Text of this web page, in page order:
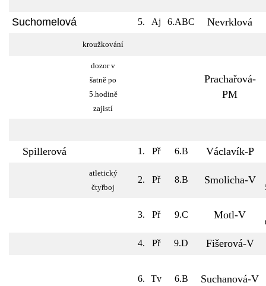
Suchomelová 5. Aj 6.ABC Nevrklová
kroužkování
dozor v
šatně po
5.hodině
zajistí
Prachařová-
PM
Spillerová 1. Př 6.B Václavík-P
atletický
čtyřboj
2. Př 8.B Smolicha-V
3. Př 9.C Motl-V
4. Př 9.D Fišerová-V
6. Tv 6.B Suchanová-V